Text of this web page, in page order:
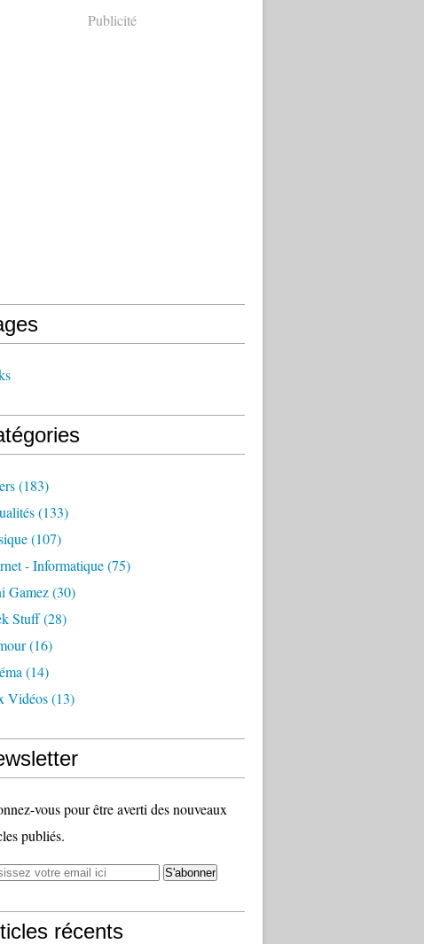
Publicité
(183)
(133)
(107)
- Informatique(75)
Gamez(30)
Stuff(28)
(16)
(14)
Vidéos(13)
vous pour être averti des nouveaux
publiés.
récents